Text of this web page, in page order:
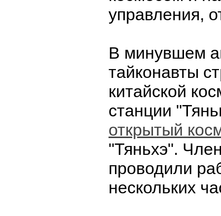
управления,
В минувшем
тайконавты
китайской
станции
открытый
"Тяньхэ".
проводили
нескольких